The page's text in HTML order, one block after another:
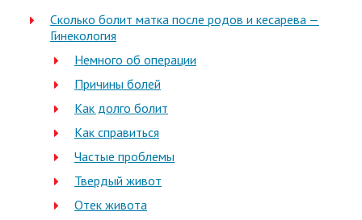
Сколько болит матка после родов и кесарева —
Гинекология
Немного об операции
Причины болей
Как долго болит
Как справиться
Частые проблемы
Твердый живот
Отек живота